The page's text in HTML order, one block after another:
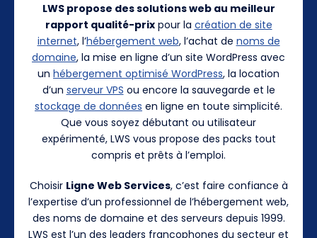
LWS propose des solutions web au meilleur
rapport qualité-prixpour la création de site
internet, l’hébergement web, l’achat de noms de
domaine, la mise en ligne d’un site WordPress avec
un hébergement optimisé WordPress, la location
d’un serveur VPS ou encore la sauvegarde et le
stockage de données en ligne en toute simplicité.
Que vous soyez débutant ou utilisateur
expérimenté, LWS vous propose des packs tout
compris et prêts à l’emploi.
Choisir Ligne Web Services, c’est faire confiance à
l’expertise d’un professionnel de l’hébergement web,
des noms de domaine et des serveurs depuis 1999.
LWS est l’un des leaders francophones du secteur et